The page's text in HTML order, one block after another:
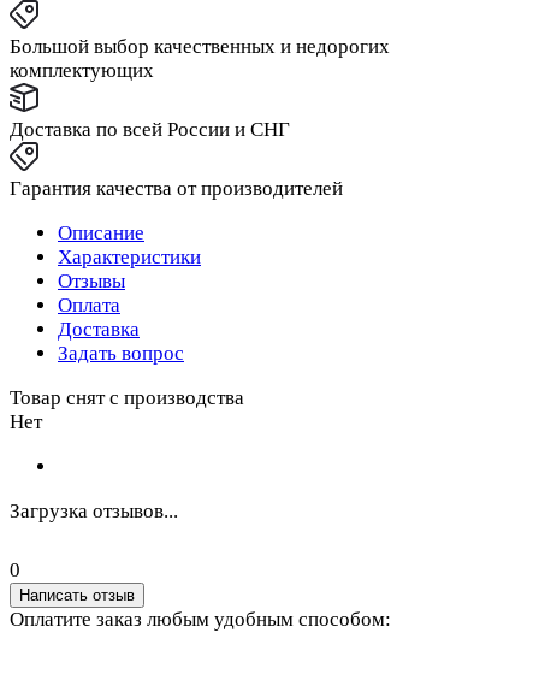
Большой выбор качественных и недорогих
комплектующих
Доставка по всей России и СНГ
Гарантия качества от производителей
Описание
Характеристики
Отзывы
Оплата
Доставка
Задать вопрос
Товар снят с производства
Нет
Загрузка отзывов...
0
Написать отзыв
Оплатите заказ любым удобным способом: